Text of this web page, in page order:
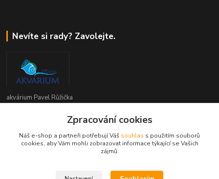
Nevíte si rady? Zavolejte.
akvárium Pavel Růžička
+420 602 118 290
9:00 až 16:00 v pracovní dny
Zpracování cookies
Náš e-shop a partneři potřebují Váš souhlas s použitím souborů
cookies, aby Vám mohli zobrazovat informace týkající se Vašich
zájmů.